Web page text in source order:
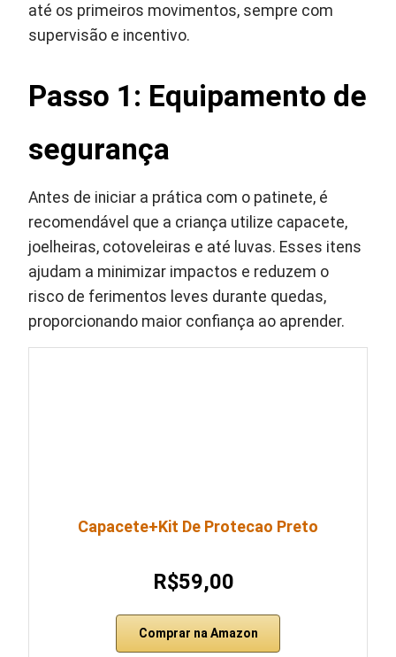
até os primeiros movimentos, sempre com
supervisão e incentivo.
Passo 1: Equipamento de
segurança
Antes de iniciar a prática com o patinete, é
recomendável que a criança utilize capacete,
joelheiras, cotoveleiras e até luvas. Esses itens
ajudam a minimizar impactos e reduzem o
risco de ferimentos leves durante quedas,
proporcionando maior confiança ao aprender.
Capacete+Kit De Protecao Preto
R$59,00
Comprar na Amazon